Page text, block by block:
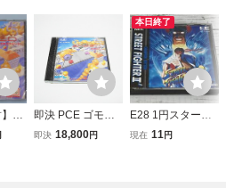
N
ゴ
即決 PCE ゴモラ
スピード ※新品未
即決 18,800円
本日終了
E28 1円スタート
中古品【PCエン
現在 11円